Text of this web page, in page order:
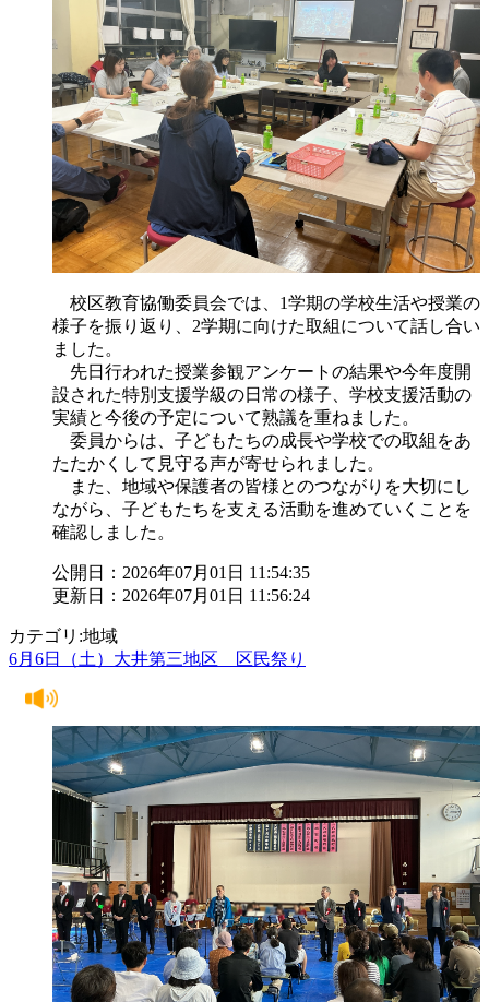
校区教育協働委員会では、1学期の学校生活や授業の
様子を振り返り、2学期に向けた取組について話し合い
ました。
先日行われた授業参観アンケートの結果や今年度開
設された特別支援学級の日常の様子、学校支援活動の
実績と今後の予定について熟議を重ねました。
委員からは、子どもたちの成長や学校での取組をあ
たたかくして見守る声が寄せられました。
また、地域や保護者の皆様とのつながりを大切にし
ながら、子どもたちを支える活動を進めていくことを
確認しました。
公開日：2026年07月01日 11:54:35
更新日：2026年07月01日 11:56:24
カテゴリ:地域
6月6日（土）大井第三地区 区民祭り